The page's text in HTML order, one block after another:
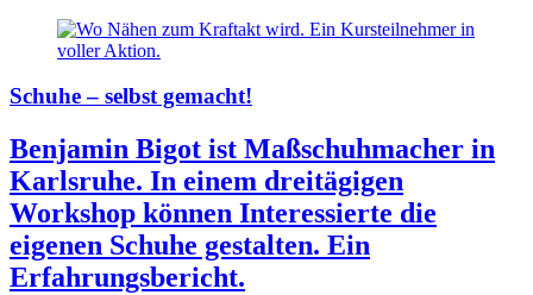
Schuhe – selbst gemacht!
Benjamin Bigot ist Maßschuhmacher in
Karlsruhe. In einem dreitägigen
Workshop können Interessierte die
eigenen Schuhe gestalten. Ein
Erfahrungsbericht.